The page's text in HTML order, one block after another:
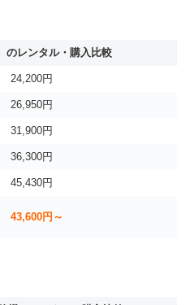
のレンタル・購入比較
24,200円
26,950円
31,900円
36,300円
45,430円
43,600円～